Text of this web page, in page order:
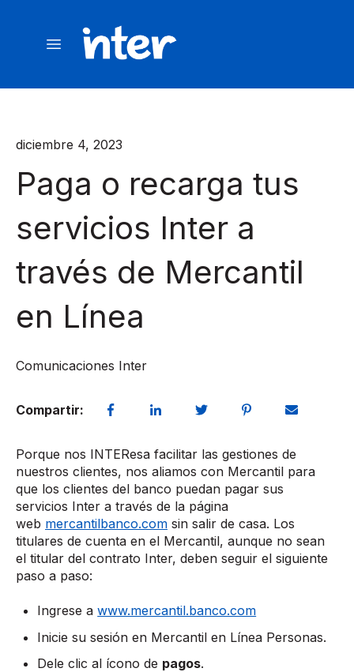
diciembre 4, 2023
Paga o recarga tus
servicios Inter a
través de Mercantil
en Línea
Comunicaciones Inter
Compartir:
Porque nos INTEResa facilitar las gestiones de
nuestros clientes, nos aliamos con Mercantil para
que los clientes del banco puedan pagar sus
servicios Inter a través de la página
web mercantilbanco.com sin salir de casa. Los
titulares de cuenta en el Mercantil, aunque no sean
el titular del contrato Inter, deben seguir el siguiente
paso a paso:
Ingrese awww.mercantil.banco.com
Inicie su sesión en Mercantil en Línea Personas.
Dele clic al ícono de pagos.